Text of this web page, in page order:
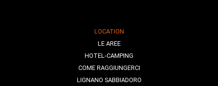
LOCATION
LE AREE
HOTEL-CAMPING
COME RAGGIUNGERCI
LIGNANO SABBIADORO